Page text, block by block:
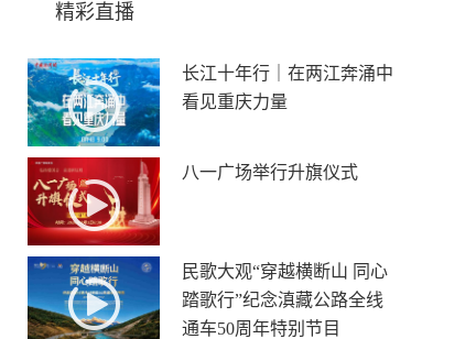
精彩直播
长江十年行｜在两江奔涌中
看见重庆力量
八一广场举行升旗仪式
民歌大观“穿越横断山 同心
踏歌行”纪念滇藏公路全线
通车50周年特别节目